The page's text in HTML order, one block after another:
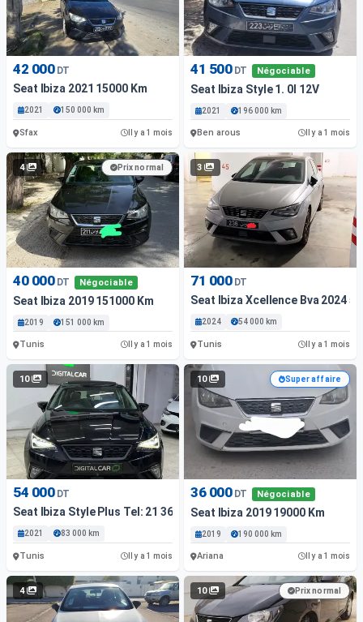
42 000 DT
Seat Ibiza 2021 15000 Km
2021 150 000 km
Sfax Il y a 1 mois
41 500 DT Négociable
Seat Ibiza Style 1. 0I 12V
2021 196 000 km
Ben arous Il y a 1 mois
4 Prix normal
40 000 DT Négociable
Seat Ibiza 2019 151000 Km
2019 151 000 km
Tunis Il y a 1 mois
3
71 000 DT
Seat Ibiza Xcellence Bva 2024
2024 54 000 km
Tunis Il y a 1 mois
10
54 000 DT
Seat Ibiza Style Plus Tel: 21 36 36 36
2021 83 000 km
Tunis Il y a 1 mois
10 Super affaire
36 000 DT Négociable
Seat Ibiza 2019 19000 Km
2019 190 000 km
Ariana Il y a 1 mois
4 10 Prix normal